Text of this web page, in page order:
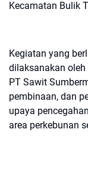
Kecamatan Bulik
Kegiatan yang
dilaksanakan oleh
PT Sawit
pembinaan, dan
upaya
area perkebunan